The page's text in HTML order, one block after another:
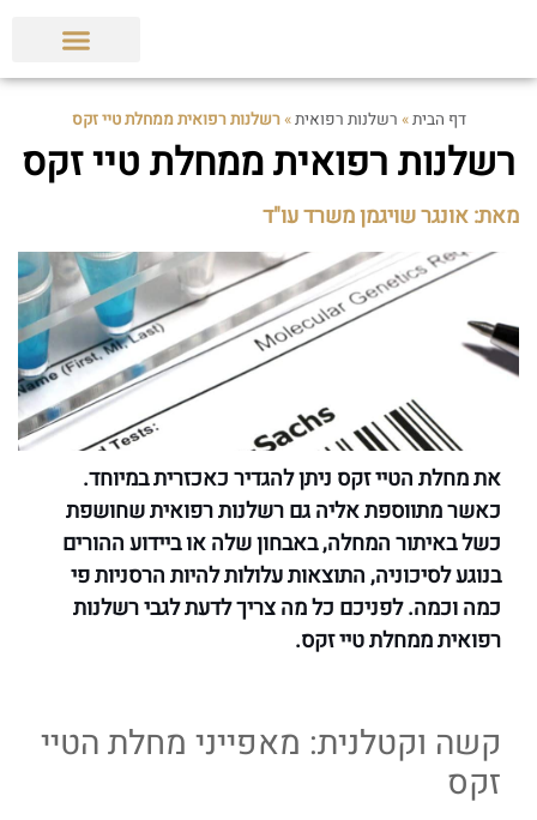
דף הבית» רשלנות רפואית»רשלנות רפואית ממחלת טיי זקס
רשלנות רפואית ממחלת טיי זקס
מאת: אונגר שויגמן משרד עו"ד
את מחלת הטיי זקס ניתן להגדיר כאכזרית במיוחד.
כאשר מתווספת אליה גם רשלנות רפואית שחושפת
כשל באיתור המחלה, באבחון שלה או ביידוע ההורים
בנוגע לסיכוניה, התוצאות עלולות להיות הרסניות פי
כמה וכמה. לפניכם כל מה צריך לדעת לגבי רשלנות
רפואית ממחלת טיי זקס.
קשה וקטלנית: מאפייני מחלת הטיי
זקס